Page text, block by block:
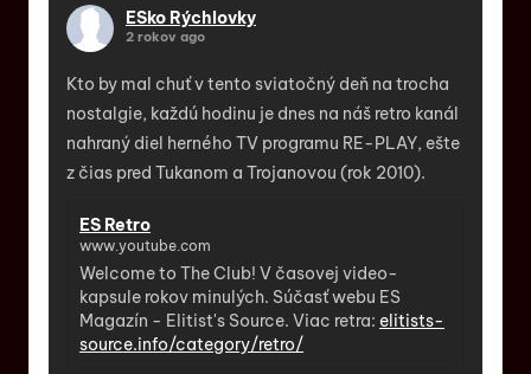
ESko Rýchlovky
2 rokov ago
Kto by mal chuť v tento sviatočný deň na trocha
nostalgie, každú hodinu je dnes na náš retro kanál
nahraný diel herného TV programu RE-PLAY, ešte
z čias pred Tukanom a Trojanovou (rok 2010).
ES Retro
www.youtube.com
Welcome to The Club! V časovej video-
kapsule rokov minulých. Súčasť webu ES
Magazín - Elitist's Source. Viac retra: elitists-
source.info/category/retro/